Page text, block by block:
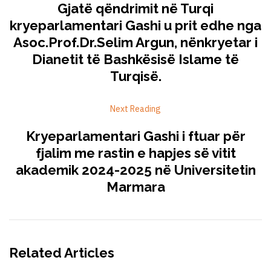
Gjatë qëndrimit në Turqi
kryeparlamentari Gashi u prit edhe nga
Asoc.Prof.Dr.Selim Argun, nënkryetar i
Dianetit të Bashkësisë Islame të
Turqisë.
Next Reading
Kryeparlamentari Gashi i ftuar për
fjalim me rastin e hapjes së vitit
akademik 2024-2025 në Universitetin
Marmara
Related Articles